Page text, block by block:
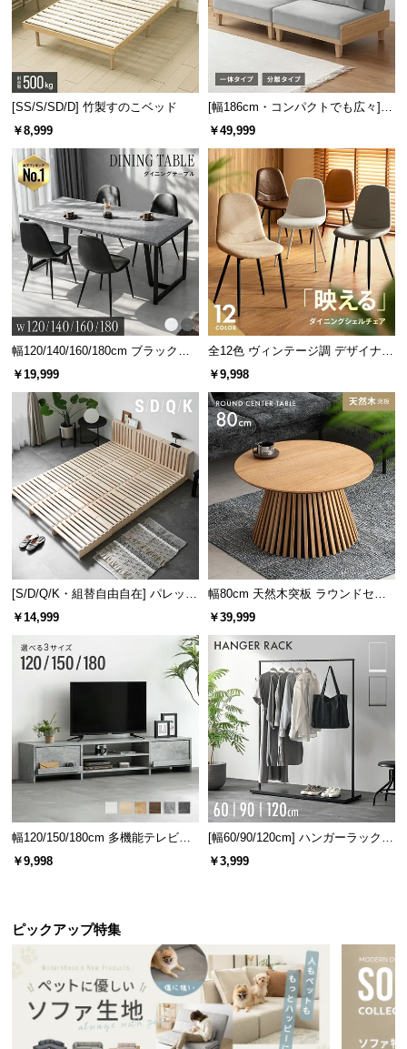
[SS/S/SD/D] 竹製すのこベッド
￥8,999
[幅186cm・コンパクトでも広々] 3
人掛けソファベッド リクライニン
￥49,999
幅120/140/160/180cm ブラックフ
レーム ダイニング 大理石調 4人掛
￥19,999
全12色 ヴィンテージ調 デザイナー
ズシェルチェア
￥9,998
[S/D/Q/K・組替自由自在] パレット
ベッド 8/12/16枚セット
￥14,999
幅80cm 天然木突板 ラウンドセン
ターテーブル 美しい格子デザイン
￥39,999
幅120/150/180cm 多機能テレビボ
ード 木目/石目調 オープン収納・
￥9,998
[幅60/90/120cm] ハンガーラック
スチール 4段階高さ調節 サイドフ
￥3,999
ピックアップ特集